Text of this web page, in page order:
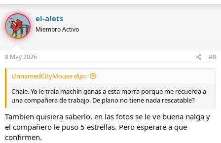
el-alets
Miembro Activo
8 May 2026 #8
UnnamedCityMouse dijo:
Chale. Yo le traía machín ganas a esta morra porque me recuerda a
una compañera de trabajo. De plano no tiene nada rescatable?
Tambien quisiera saberlo, en las fotos se le ve buena nalga y
el compañero le puso 5 estrellas. Pero esperare a que
confirmen.